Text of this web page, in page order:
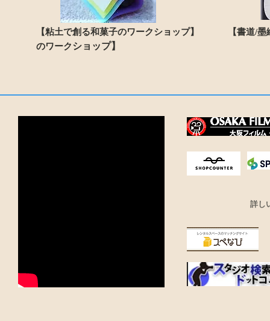
【粘土で創る和菓子のワークショップ】
【書道/墨
のワークショップ】
詳し